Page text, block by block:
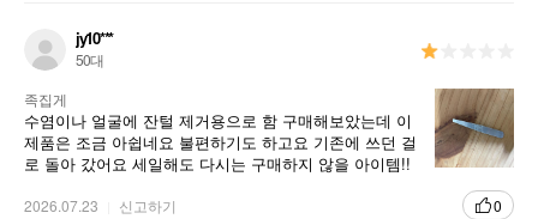
jy10***
50대
족집게
수염이나 얼굴에 잔털 제거용으로 함 구매해보았는데 이
제품은 조금 아쉽네요 불편하기도 하고요 기존에 쓰던 걸
로 돌아 갔어요 세일해도 다시는 구매하지 않을 아이템!!
기 어려워요
2026.07.23 신고하기 0